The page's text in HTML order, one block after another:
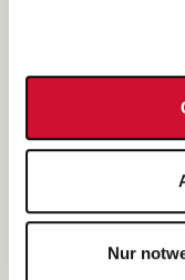
Nur
Bewerbung als
Bewerbung als
AWO Gliederungen